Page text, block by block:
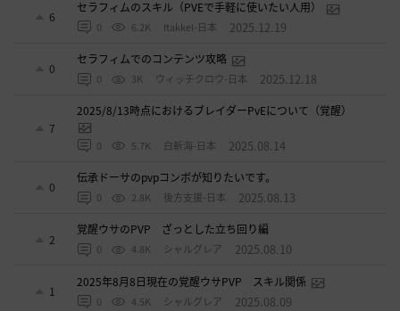
6
セラフィムのスキル（PVEで手軽に使いたい人用）
0 6.2K ItakkeI-日本 2025.12.19
0
セラフィムでのコンテンツ攻略
0 3K ウィッチクロウ-日本 2025.12.18
7
2025/8/13時点におけるブレイダーPvEについて（覚醒）
0 5.7K 白斬海-日本 2025.08.14
0
伝承ドーサのpvpコンボが知りたいです。
0 2.8K 後方支援-日本 2025.08.13
2
覚醒ウサのPVP ざっとした立ち回り編
0 4.8K シャルグレア 2025.08.10
1
2025年8月8日現在の覚醒ウサPVP スキル関係
0 4.5K シャルグレア 2025.08.09